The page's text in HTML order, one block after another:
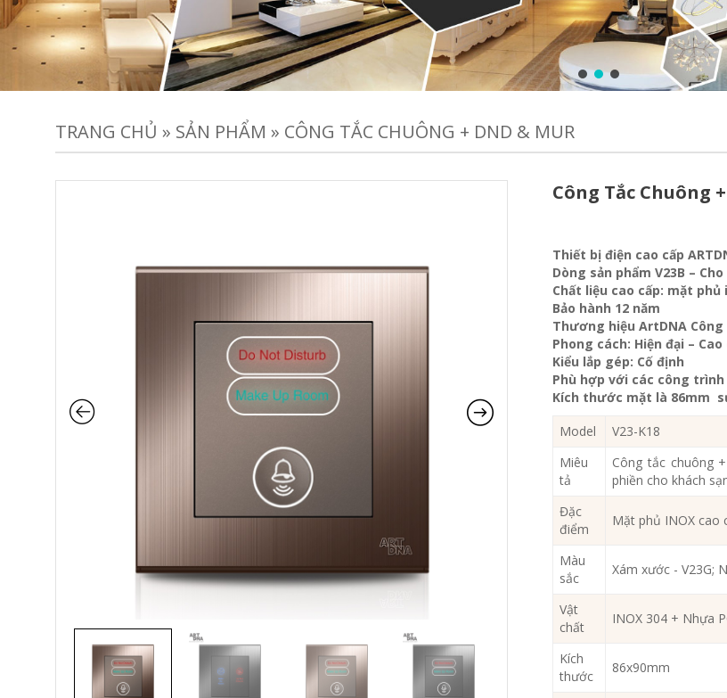
TRANG CHỦ » SẢN PHẨM » CÔNG TẮC CHUÔNG + DND & MUR
Công Tắc Chuông
Thiết bị điện cao cấp
Dòng sản phẩm V23B –
Chất liệu cao cấp: mặt
Bảo hành 12 năm
Thương hiệu ArtDNA Công
Phong cách: Hiện đại – Cao
Kiểu lắp gép: Cố định
Phù hợp với các công
Kích thước mặt là 86mm
Model
V23-K18
Miêu
tả
Công tắc chuông
phiền cho khách
Đặc
điểm
Mặt phủ INOX cao
Màu
sắc
Xám xước - V23G;
Vật
chất
INOX 304 + Nhựa
Kích
thước
86x90mm